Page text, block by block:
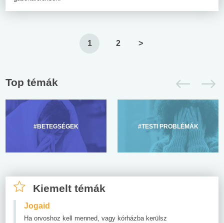
1 2 >
Top témák
#BETEGSÉGEK #TESTI PROBLÉMÁK
Kiemelt témák
Jogaid
Ha orvoshoz kell menned, vagy kórházba kerülsz